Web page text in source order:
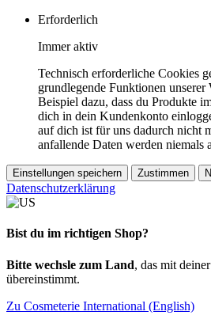
Erforderlich
Immer aktiv
Technisch erforderliche Cookies
grundlegende Funktionen unserer
Beispiel dazu, dass du Produkte
dich in dein Kundenkonto
auf dich ist für uns dadurch nicht
anfallende Daten werden niemals
Einstellungen speichern Zustimmen
Datenschutzerklärung
Bist du im richtigen Shop?
Bitte wechsle zum Land, das mit
übereinstimmt.
Zu Cosmeterie International (English)